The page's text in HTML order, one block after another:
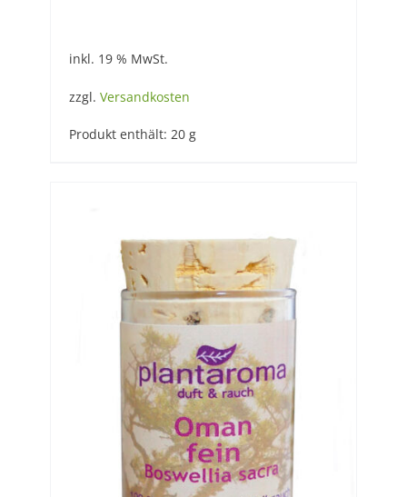
inkl. 19 % MwSt.
zzgl. Versandkosten
Produkt enthält: 20 g